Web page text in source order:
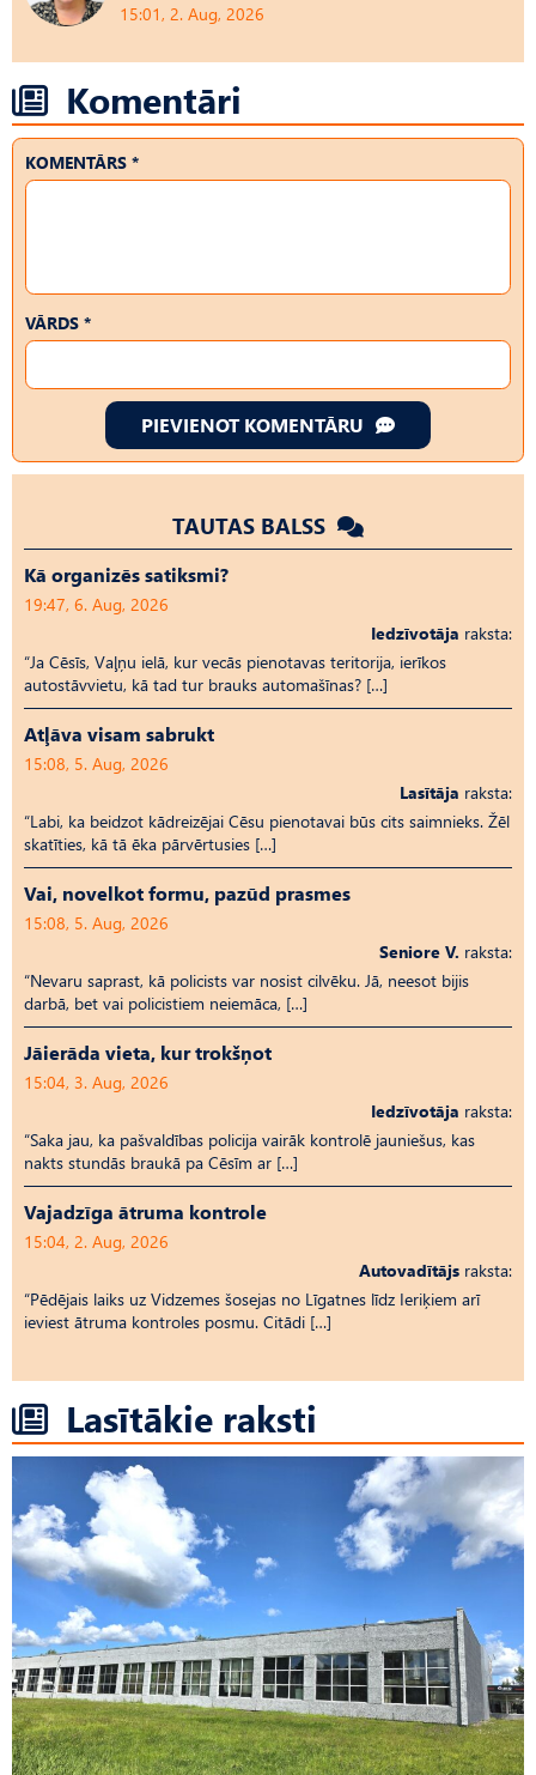
15:01, 2. Aug, 2026
Komentāri
KOMENTĀRS *
VĀRDS *
PIEVIENOT KOMENTĀRU
TAUTAS BALSS
Kā organizēs satiksmi?
19:47, 6. Aug, 2026
Iedzīvotāja raksta:
“Ja Cēsīs, Vaļņu ielā, kur vecās pienotavas teritorija, ierīkos
autostāvvietu, kā tad tur brauks automašīnas? […]
Atļāva visam sabrukt
15:08, 5. Aug, 2026
Lasītāja raksta:
“Labi, ka beidzot kādreizējai Cēsu pienotavai būs cits saimnieks. Žēl
skatīties, kā tā ēka pārvērtusies […]
Vai, novelkot formu, pazūd prasmes
15:08, 5. Aug, 2026
Seniore V. raksta:
“Nevaru saprast, kā policists var nosist cilvēku. Jā, neesot bijis
darbā, bet vai policistiem neiemāca, […]
Jāierāda vieta, kur trokšņot
15:04, 3. Aug, 2026
Iedzīvotāja raksta:
“Saka jau, ka pašvaldības policija vairāk kontrolē jauniešus, kas
nakts stundās braukā pa Cēsīm ar […]
Vajadzīga ātruma kontrole
15:04, 2. Aug, 2026
Autovadītājs raksta:
“Pēdējais laiks uz Vid­ze­mes šosejas no Līgatnes līdz Ieriķiem arī
ieviest ātruma kontroles posmu. Citādi […]
Lasītākie raksti